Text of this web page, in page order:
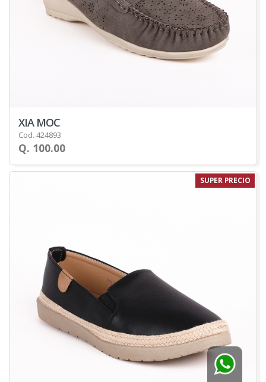
XIA MOC
Cod. 424893
Q. 100.00
SUPER PRECIO